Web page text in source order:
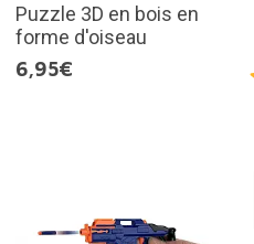
Puzzle 3D en bois en
forme d'oiseau
6,95€